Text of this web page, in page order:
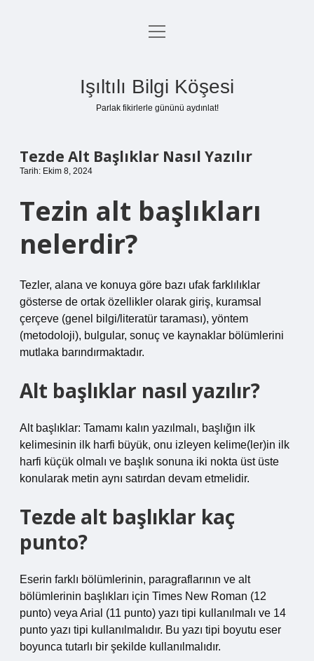
Anasayfa
Yasal Uyarı
menüyü
Işıltılı Bilgi Köşesi
Parlak fikirlerle gününü aydınlat!
Tezde Alt Başlıklar Nasıl Yazılır
Tarih: Ekim 8, 2024
Tezin alt başlıkları
nelerdir?
Tezler, alana ve konuya göre bazı ufak farklılıklar
gösterse de ortak özellikler olarak giriş, kuramsal
çerçeve (genel bilgi/literatür taraması), yöntem
(metodoloji), bulgular, sonuç ve kaynaklar bölümlerini
mutlaka barındırmaktadır.
Alt başlıklar nasıl yazılır?
Alt başlıklar: Tamamı kalın yazılmalı, başlığın ilk
kelimesinin ilk harfi büyük, onu izleyen kelime(ler)in ilk
harfi küçük olmalı ve başlık sonuna iki nokta üst üste
konularak metin aynı satırdan devam etmelidir.
Tezde alt başlıklar kaç
punto?
Eserin farklı bölümlerinin, paragraflarının ve alt
bölümlerinin başlıkları için Times New Roman (12
punto) veya Arial (11 punto) yazı tipi kullanılmalı ve 14
punto yazı tipi kullanılmalıdır. Bu yazı tipi boyutu eser
boyunca tutarlı bir şekilde kullanılmalıdır.